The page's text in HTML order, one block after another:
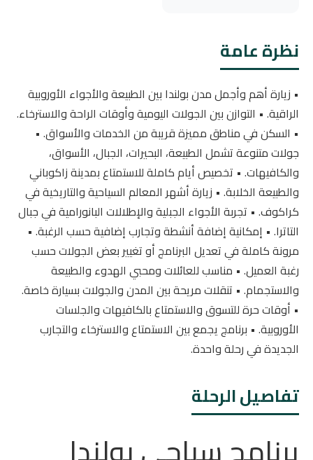
نظرة عامة
• زيارة أهم وأجمل مدن بولندا بين الطبيعة والأجواء الأوروبية
الراقية. • التوازن بين الجولات اليومية وأوقات الراحة والاسترخاء.
• السكن في مناطق مميزة قريبة من الخدمات والأسواق. •
جولات متنوعة تشمل الطبيعة، البحيرات، الجبال، الأسواق،
والكافيهات. • تخصيص أيام كاملة للاستمتاع بمدينة زاكوباني
والطبيعة الخلابة. • زيارة أشهر المعالم السياحية والتاريخية في
كراكوف. • تجربة الأجواء الجبلية والإطلالات البانورامية في جبال
التاترا. • إمكانية إضافة أنشطة وتجارب إضافية حسب الرغبة. •
مرونة كاملة في تعديل البرنامج أو تغيير بعض الجولات حسب
رغبة العميل. • مناسب للعائلات ومحبي الهدوء والطبيعة
والاستجمام. • تنقلات مريحة بين المدن والجولات بسيارة خاصة.
• أوقات حرة للتسوق والاستمتاع بالكافيهات والجلسات
الأوروبية. • برنامج يجمع بين الاستمتاع والاسترخاء والتجارب
الجديدة في رحلة واحدة.
تفاصيل الرحلة